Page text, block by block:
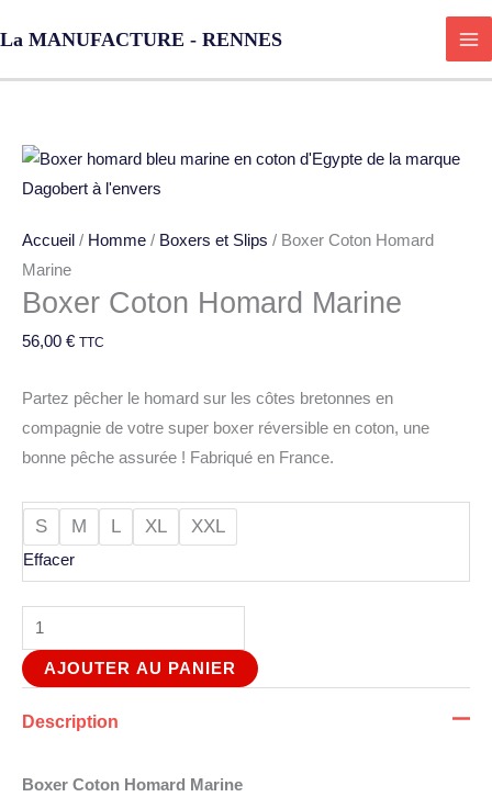
au
La MANUFACTURE - RENNES
Accueil / Homme / Boxers et Slips / Boxer Coton Homard
Marine
Boxer Coton Homard Marine
56,00 € TTC
Partez pêcher le homard sur les côtes bretonnes en
compagnie de votre super boxer réversible en coton, une
bonne pêche assurée ! Fabriqué en France.
S M L XL XXL
Effacer
quantité
de
Coton
Homard
Marine
AJOUTER AU PANIER
Description
Boxer Coton Homard Marine
du